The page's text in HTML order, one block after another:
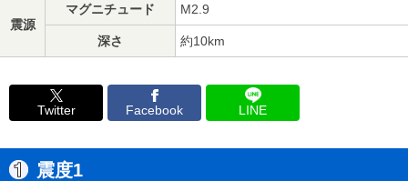
震源
マグニチュード M2.9
深さ 約10km
Twitter Facebook LINE
震度1